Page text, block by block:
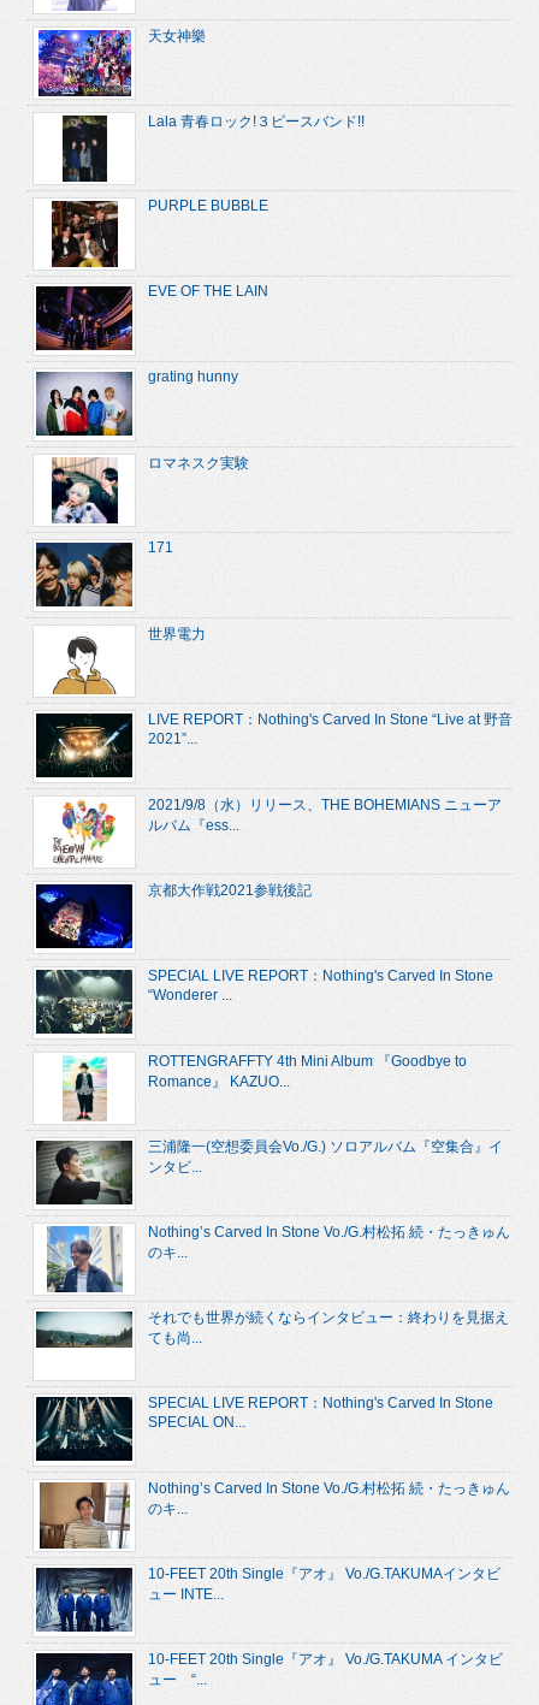
天女神樂
Lala 青春ロック!３ピースバンド!!
PURPLE BUBBLE
EVE OF THE LAIN
grating hunny
ロマネスク実験
171
世界電力
LIVE REPORT：Nothing's Carved In Stone “Live at 野音
2021”...
2021/9/8（水）リリース、THE BOHEMIANS ニューア
ルバム『ess...
京都大作戦2021参戦後記
SPECIAL LIVE REPORT：Nothing's Carved In Stone
“Wonderer ...
ROTTENGRAFFTY 4th Mini Album 『Goodbye to
Romance』 KAZUO...
三浦隆一(空想委員会Vo./G.) ソロアルバム『空集合』イ
ンタビ...
Nothing’s Carved In Stone Vo./G.村松拓 続・たっきゅん
のキ...
それでも世界が続くならインタビュー：終わりを見据え
ても尚...
SPECIAL LIVE REPORT：Nothing's Carved In Stone
SPECIAL ON...
Nothing’s Carved In Stone Vo./G.村松拓 続・たっきゅん
のキ...
10-FEET 20th Single『アオ』 Vo./G.TAKUMAインタビ
ュー INTE...
10-FEET 20th Single『アオ』 Vo./G.TAKUMA インタビ
ュー “...